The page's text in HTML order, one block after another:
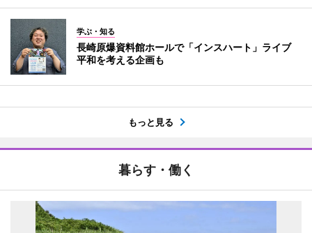
学ぶ・知る
長崎原爆資料館ホールで「インスハート」ライブ
平和を考える企画も
もっと見る
暮らす・働く